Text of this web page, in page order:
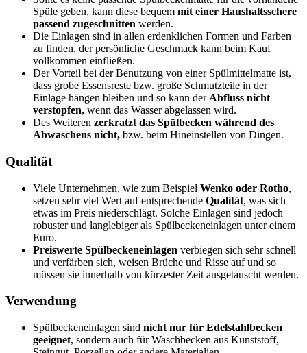
Spüle geben, kann diese bequem mit einer Haushaltsschere
passend zugeschnitten werden.
Die Einlagen sind in allen erdenklichen Formen und Farben
zu finden, der persönliche Geschmack kann beim Kauf
vollkommen einfließen.
Der Vorteil bei der Benutzung von einer Spülmittelmatte ist,
dass grobe Essensreste bzw. große Schmutzteile in der
Einlage hängen bleiben und so kann der Abfluss nicht
verstopfen, wenn das Wasser abgelassen wird.
Des Weiteren zerkratzt das Spülbecken während des
Abwaschens nicht, bzw. beim Hineinstellen von Dingen.
Qualität
Viele Unternehmen, wie zum Beispiel Wenko oder Rotho,
setzen sehr viel Wert auf entsprechende Qualität, was sich
etwas im Preis niederschlägt. Solche Einlagen sind jedoch
robuster und langlebiger als Spülbeckeneinlagen unter einem
Euro.
Preiswerte Spülbeckeneinlagen verbiegen sich sehr schnell
und verfärben sich, weisen Brüche und Risse auf und so
müssen sie innerhalb von kürzester Zeit ausgetauscht werden.
Verwendung
Spülbeckeneinlagen sind nicht nur für Edelstahlbecken
geeignet, sondern auch für Waschbecken aus Kunststoff,